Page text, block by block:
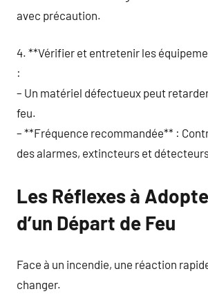
avec précaution.
4. **Vérifier et entretenir les
:
– Un matériel défectueux peut
feu.
– **Fréquence recommandée** :
des alarmes, extincteurs et
Les Réflexes à
d’un Départ de Feu
Face à un incendie, une réaction
changer.